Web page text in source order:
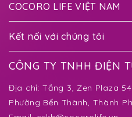
COCORO LIFE VIỆT NAM
Kết nối với chúng tôi
CÔNG TY TNHH ĐIỆN
Địa chỉ:Tầng 3, Zen Plaza
Phường Bến Thành, Thành